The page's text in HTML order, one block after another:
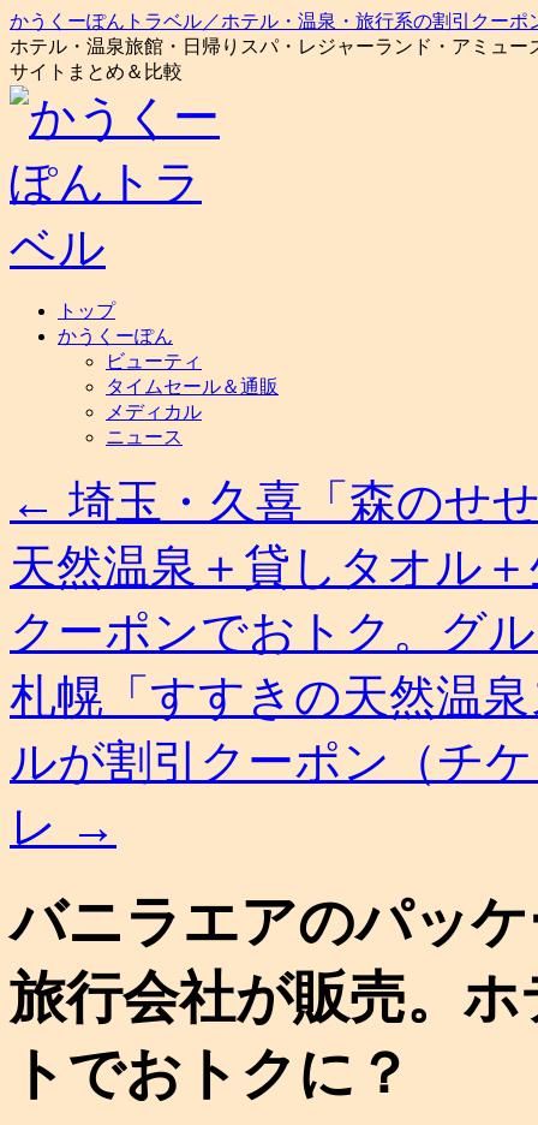
かうくーぽんトラベル／ホテル・温泉・旅行系の割引クー
ホテル・温泉旅館・日帰りスパ・レジャーランド・アミュ
サイトまとめ＆比較
ッ
トップ
かうくーぽん
ビューティ
タイムセール＆通販
メディカル
ニュース
← 埼玉・久喜「森のせ
天然温泉＋貸しタオル
クーポンでおトク。グ
札幌「すすきの天然温
ルが割引クーポン（チ
レ →
バニラエアのパッ
旅行会社が販売。
トでおトクに？